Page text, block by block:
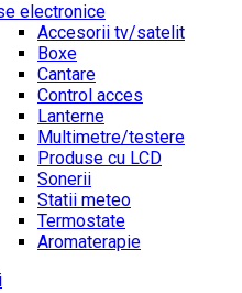
electronice
Accesorii tv/satelit
Boxe
Cantare
Control acces
Lanterne
Multimetre/testere
Produse cu LCD
Sonerii
Statii meteo
Termostate
Aromaterapie